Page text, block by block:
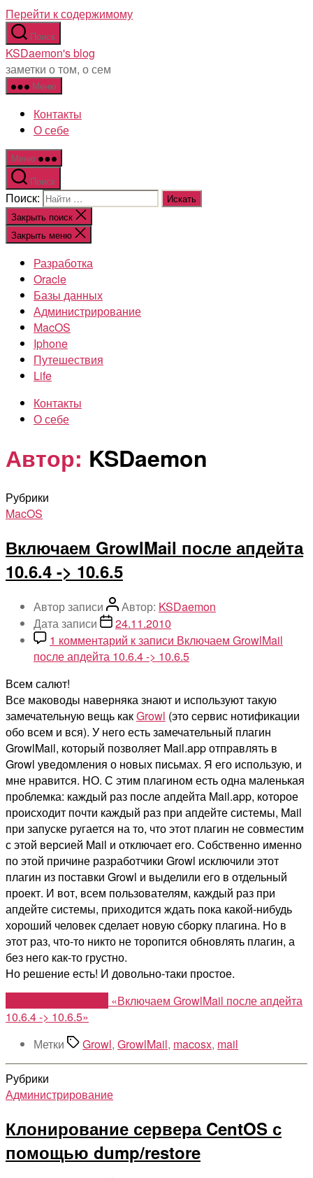
Перейти к содержимому
Поиск
KSDaemon's blog
заметки о том, о сем
Меню
Контакты
О себе
Меню
Поиск
Поиск:
Закрыть поиск
Закрыть меню
Разработка
Oracle
Базы данных
Администрирование
MacOS
Iphone
Путешествия
Life
Контакты
О себе
Автор: KSDaemon
Рубрики
MacOS
Включаем GrowlMail после апдейта
10.6.4 -> 10.6.5
Автор записи Автор: KSDaemon
Дата записи
24.11.2010
1 комментарий к записи Включаем GrowlMail
после апдейта 10.6.4 -> 10.6.5
Всем салют!
Все маководы наверняка знают и используют такую
замечательную вещь какGrowl (это сервис нотификации
обо всем и вся). У него есть замечательный плагин
GrowlMail, который позволяет Mail.app отправлять в
Growl уведомления о новых письмах. Я его использую, и
мне нравится. НО. С этим плагином есть одна маленькая
проблемка: каждый раз после апдейта Mail.app, которое
происходит почти каждый раз при апдейте системы, Mail
при запуске ругается на то, что этот плагин не совместим
с этой версией Mail и отключает его. Собственно именно
по этой причине разработчики Growl исключили этот
плагин из поставки Growl и выделили его в отдельный
проект. И вот, всем пользователям, каждый раз при
апдейте системы, приходится ждать пока какой-нибудь
хороший человек сделает новую сборку плагина. Но в
этот раз, что-то никто не торопится обновлять плагин, а
без него как-то грустно.
Но решение есть! И довольно-таки простое.
«Включаем GrowlMail после апдейта
10.6.4 -> 10.6.5»
Метки
Growl, GrowlMail, macosx, mail
Рубрики
Администрирование
Клонирование сервера CentOS с
помощью dump/restore